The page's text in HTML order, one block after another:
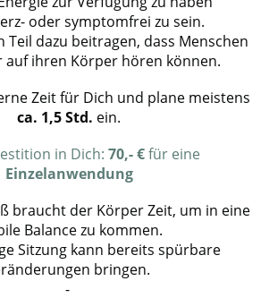
oder symptomfrei zu sein.
Teil dazu beitragen, dass Menschen
auf ihren Körper hören können.
Zeit für Dich und plane meistens
ca. 1,5 Std. ein.
in Dich: 70,- €für eine
Einzelanwendung
braucht der Körper Zeit, um in eine
Balance zu kommen.
Sitzung kann bereits spürbare
bringen.
-